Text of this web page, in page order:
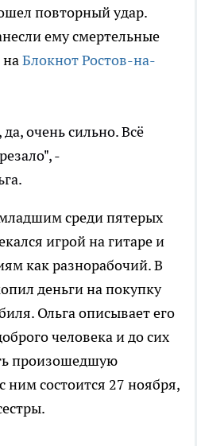
повторный удар.
ему смертельные
Блокнот Ростов-на-
очень сильно. Всё
-
среди пятерых
игрой на гитаре и
как разнорабочий. В
деньги на покупку
Ольга описывает его
человека и до сих
произошедшую
состоится 27 ноября,